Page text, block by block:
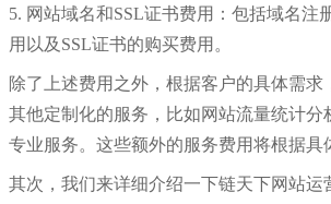
5. 网站域名和SSL证书费用：包括域名注
用以及SSL证书的购买费用。
除了上述费用之外，根据客户的具体需求
其他定制化的服务，比如网站流量统计分
专业服务。这些额外的服务费用将根据具
其次，我们来详细介绍一下链天下网站运